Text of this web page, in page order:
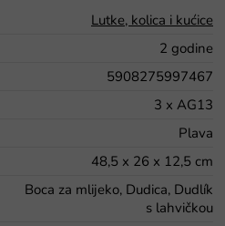
Lutke, kolica i kućice
2 godine
5908275997467
3 x AG13
Plava
48,5 x 26 x 12,5 cm
Boca za mlijeko, Dudica, Dudlík
s lahvičkou